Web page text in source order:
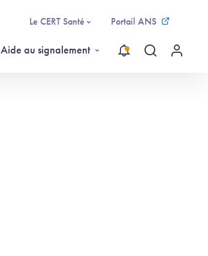
Le CERT Santé Portail ANS
Aide au signalement
Recherche
Menu